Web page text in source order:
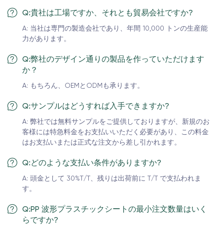
Q:貴社は工場ですか、それとも貿易会社ですか?
A: 当社は専門の製造会社であり、年間 10,000 トンの生産能
力があります。
Q:弊社のデザイン通りの製品を作っていただけます
か？
A: もちろん、OEMとODMも承ります。
Q:サンプルはどうすれば入手できますか?
A: 弊社では無料サンプルをご提供しておりますが、新規のお
客様には特急料金をお支払いいただく必要があり、この料金
はお支払いまたは正式な注文から差し引かれます。
Q:どのような支払い条件がありますか?
A: 頭金として 30%T/T、残りは出荷前に T/T で支払われま
す。
Q:PP 波形プラスチックシートの最小注文数量はいく
らですか?